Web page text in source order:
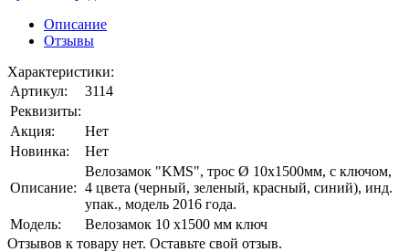
Описание
Отзывы
Характеристики:
Артикул:
3114
Реквизиты:
Акция:
Нет
Новинка:
Нет
Описание:
Велозамок "KMS", трос Ø 10x1500мм, с ключом,
4 цвета (черный, зеленый, красный, синий), инд.
упак., модель 2016 года.
Модель:
Велозамок 10 х1500 мм ключ
Отзывов к товару нет. Оставьте свой отзыв.